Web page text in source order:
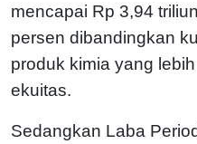
mencapai Rp 3,94
persen dibandingkan
produk kimia yang
ekuitas.
Sedangkan Laba